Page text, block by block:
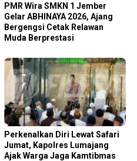
PMR Wira SMKN 1 Jember
Gelar ABHINAYA 2026, Ajang
Bergengsi Cetak Relawan
Muda Berprestasi
Perkenalkan Diri Lewat Safari
Jumat, Kapolres Lumajang
Ajak Warga Jaga Kamtibmas